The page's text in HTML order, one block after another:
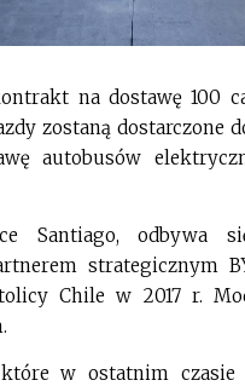
na dostawę 100
zostaną dostarczone
autobusów
Santiago, odbywa
strategicznym
Chile w 2017 r.
w ostatnim